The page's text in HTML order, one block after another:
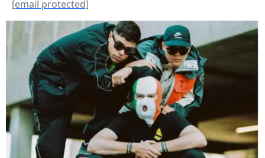
[email protected]